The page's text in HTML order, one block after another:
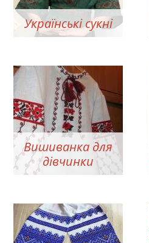
Українські сукні
Вишиванка для
дівчинки